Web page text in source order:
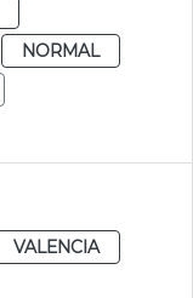
NORMAL
VALENCIA